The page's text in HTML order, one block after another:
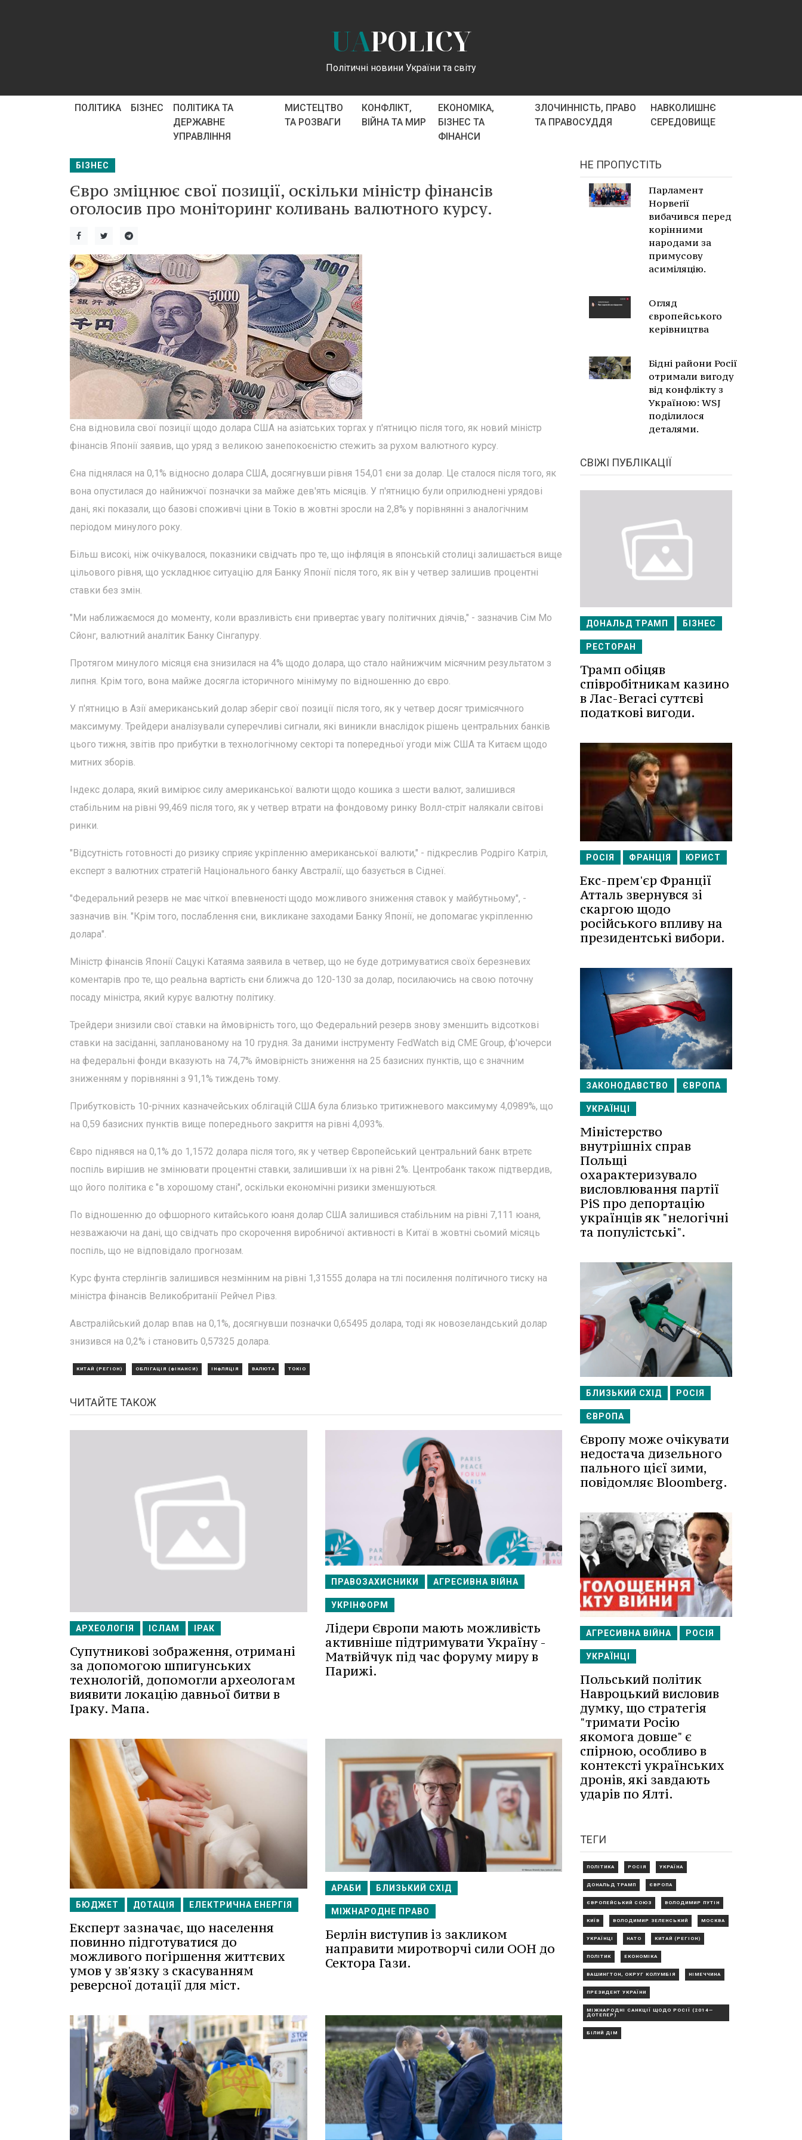
UAPOLICY
Політичні новини України та світу
ПОЛІТИКА БІЗНЕС
ПОЛІТИКА ТА
ДЕРЖАВНЕ
УПРАВЛІННЯ
МИСТЕЦТВО
ТА РОЗВАГИ
КОНФЛІКТ,
ВІЙНА ТА МИР
ЕКОНОМІКА,
БІЗНЕС ТА
ФІНАНСИ
ЗЛОЧИННІСТЬ, ПРАВО
ТА ПРАВОСУДДЯ
НАВКОЛИШНЄ
СЕРЕДОВИЩЕ
БІЗНЕС
Євро зміцнює свої позиції, оскільки міністр фінансів
оголосив про моніторинг коливань валютного курсу.
Єна відновила свої позиції щодо долара США на азіатських торгах у п'ятницю після того, як новий міністр
фінансів Японії заявив, що уряд з великою занепокоєністю стежить за рухом валютного курсу.
Єна піднялася на 0,1% відносно долара США, досягнувши рівня 154,01 єни за долар. Це сталося після того, як
вона опустилася до найнижчої позначки за майже дев'ять місяців. У п'ятницю були оприлюднені урядові
дані, які показали, що базові споживчі ціни в Токіо в жовтні зросли на 2,8% у порівнянні з аналогічним
періодом минулого року.
Більш високі, ніж очікувалося, показники свідчать про те, що інфляція в японській столиці залишається вище
цільового рівня, що ускладнює ситуацію для Банку Японії після того, як він у четвер залишив процентні
ставки без змін.
"Ми наближаємося до моменту, коли вразливість єни привертає увагу політичних діячів," - зазначив Сім Мо
Сйонг, валютний аналітик Банку Сінгапуру.
Протягом минулого місяця єна знизилася на 4% щодо долара, що стало найнижчим місячним результатом з
липня. Крім того, вона майже досягла історичного мінімуму по відношенню до євро.
У п'ятницю в Азії американський долар зберіг свої позиції після того, як у четвер досяг тримісячного
максимуму. Трейдери аналізували суперечливі сигнали, які виникли внаслідок рішень центральних банків
цього тижня, звітів про прибутки в технологічному секторі та попередньої угоди між США та Китаєм щодо
митних зборів.
Індекс долара, який вимірює силу американської валюти щодо кошика з шести валют, залишився
стабільним на рівні 99,469 після того, як у четвер втрати на фондовому ринку Волл-стріт налякали світові
ринки.
"Відсутність готовності до ризику сприяє укріпленню американської валюти," - підкреслив Родріго Катріл,
експерт з валютних стратегій Національного банку Австралії, що базується в Сіднеї.
"Федеральний резерв не має чіткої впевненості щодо можливого зниження ставок у майбутньому", -
зазначив він. "Крім того, послаблення єни, викликане заходами Банку Японії, не допомагає укріпленню
долара".
Міністр фінансів Японії Сацукі Катаяма заявила в четвер, що не буде дотримуватися своїх березневих
коментарів про те, що реальна вартість єни ближча до 120-130 за долар, посилаючись на свою поточну
посаду міністра, який курує валютну політику.
Трейдери знизили свої ставки на ймовірність того, що Федеральний резерв знову зменшить відсоткові
ставки на засіданні, запланованому на 10 грудня. За даними інструменту FedWatch від CME Group, ф'ючерси
на федеральні фонди вказують на 74,7% ймовірність зниження на 25 базисних пунктів, що є значним
зниженням у порівнянні з 91,1% тиждень тому.
Прибутковість 10-річних казначейських облігацій США була близько тритижневого максимуму 4,0989%, що
на 0,59 базисних пунктів вище попереднього закриття на рівні 4,093%.
Євро піднявся на 0,1% до 1,1572 долара після того, як у четвер Європейський центральний банк втретє
поспіль вирішив не змінювати процентні ставки, залишивши їх на рівні 2%. Центробанк також підтвердив,
що його політика є "в хорошому стані", оскільки економічні ризики зменшуються.
По відношенню до офшорного китайського юаня долар США залишився стабільним на рівні 7,111 юаня,
незважаючи на дані, що свідчать про скорочення виробничої активності в Китаї в жовтні сьомий місяць
поспіль, що не відповідало прогнозам.
Курс фунта стерлінгів залишився незмінним на рівні 1,31555 долара на тлі посилення політичного тиску на
міністра фінансів Великобританії Рейчел Рівз.
Австралійський долар впав на 0,1%, досягнувши позначки 0,65495 долара, тоді як новозеландський долар
знизився на 0,2% і становить 0,57325 долара.
КИТАЙ (РЕГІОН) ОБЛІГАЦІЯ (ФІНАНСИ) ІНФЛЯЦІЯ ВАЛЮТА ТОКІО
ЧИТАЙТЕ ТАКОЖ
АРХЕОЛОГІЯ ІСЛАМ ІРАК
Супутникові зображення, отримані
за допомогою шпигунських
технологій, допомогли археологам
виявити локацію давньої битви в
Іраку. Мапа.
ПРАВОЗАХИСНИКИ АГРЕСИВНА ВІЙНА
УКРІНФОРМ
Лідери Європи мають можливість
активніше підтримувати Україну -
Матвійчук під час форуму миру в
Парижі.
БЮДЖЕТ ДОТАЦІЯ ЕЛЕКТРИЧНА ЕНЕРГІЯ
Експерт зазначає, що населення
повинно підготуватися до
можливого погіршення життєвих
умов у зв'язку з скасуванням
реверсної дотації для міст.
АРАБИ БЛИЗЬКИЙ СХІД
МІЖНАРОДНЕ ПРАВО
Берлін виступив із закликом
направити миротворчі сили ООН до
Сектора Гази.
НЕ ПРОПУСТІТЬ
Парламент
Норвегії
вибачився перед
корінними
народами за
примусову
асиміляцію.
Огляд
європейського
керівництва
Бідні райони Росії
отримали вигоду
від конфлікту з
Україною: WSJ
поділилося
деталями.
СВІЖІ ПУБЛІКАЦІЇ
ДОНАЛЬД ТРАМП БІЗНЕС
РЕСТОРАН
Трамп обіцяв
співробітникам казино
в Лас-Вегасі суттєві
податкові вигоди.
РОСІЯ ФРАНЦІЯ ЮРИСТ
Екс-прем'єр Франції
Атталь звернувся зі
скаргою щодо
російського впливу на
президентські вибори.
ЗАКОНОДАВСТВО ЄВРОПА
УКРАЇНЦІ
Міністерство
внутрішніх справ
Польщі
охарактеризувало
висловлювання партії
PiS про депортацію
українців як "нелогічні
та популістські".
БЛИЗЬКИЙ СХІД РОСІЯ
ЄВРОПА
Європу може очікувати
недостача дизельного
пального цієї зими,
повідомляє Bloomberg.
АГРЕСИВНА ВІЙНА РОСІЯ
УКРАЇНЦІ
Польський політик
Навроцький висловив
думку, що стратегія
"тримати Росію
якомога довше" є
спірною, особливо в
контексті українських
дронів, які завдають
ударів по Ялті.
ТЕГИ
ПОЛІТИКА РОСІЯ УКРАЇНА
ДОНАЛЬД ТРАМП ЄВРОПА
ЄВРОПЕЙСЬКИЙ СОЮЗ ВОЛОДИМИР ПУТІН
КИЇВ ВОЛОДИМИР ЗЕЛЕНСЬКИЙ МОСКВА
УКРАЇНЦІ НАТО КИТАЙ (РЕГІОН)
ПОЛІТИК ЕКОНОМІКА
ВАШИНГТОН, ОКРУГ КОЛУМБІЯ НІМЕЧЧИНА
ПРЕЗИДЕНТ УКРАЇНИ
МІЖНАРОДНІ САНКЦІЇ ЩОДО РОСІЇ (2014—
ДОТЕПЕР)
БІЛИЙ ДІМ